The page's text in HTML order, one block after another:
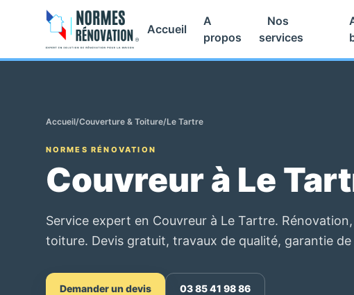
Accueil
A
propos
Nos
services
Accueil/Couverture & Toiture/Le Tartre
NORMES RÉNOVATION
Couvreur à Le
Service expert en Couvreur à Le Tartre.
toiture. Devis gratuit, travaux de qualité, garantie
Demander un devis 03 85 41 98 86